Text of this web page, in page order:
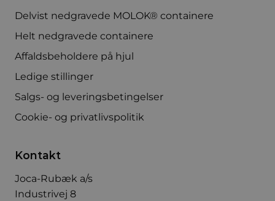
Delvist nedgravede MOLOK® containere
Helt nedgravede containere
Affaldsbeholdere på hjul
Ledige stillinger
Salgs- og leveringsbetingelser
Cookie- og privatlivspolitik
Kontakt
Joca-Rubæk a/s
Industrivej 8